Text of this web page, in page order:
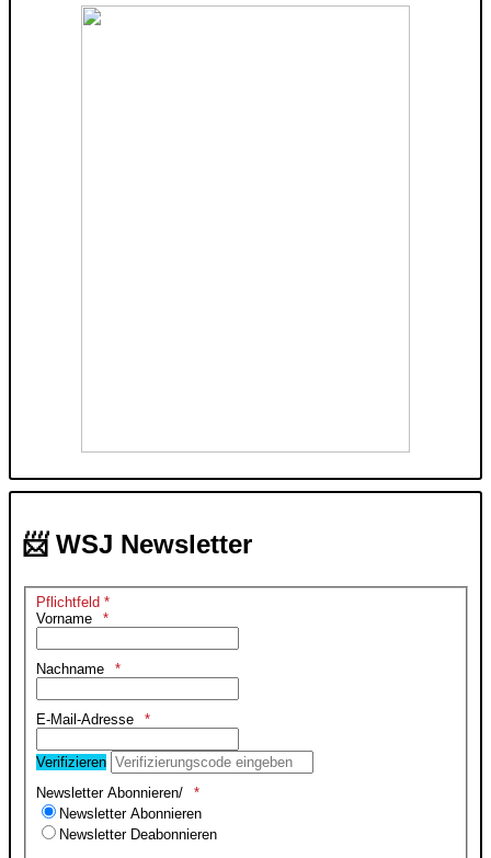
📨 WSJ Newsletter
Pflichtfeld *
Vorname
Nachname
E-Mail-Adresse
Verifizieren
Newsletter Abonnieren/
Newsletter Abonnieren
Newsletter Deabonnieren